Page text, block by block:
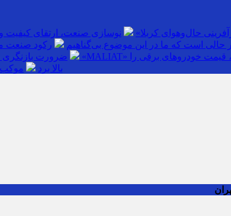
حال‌وهوای کربلا»
نوسازی صنعت، ارتقای
حالی است که ما در این موضوع بی‌گناهیم
رکود صنعت
ضرورت بازنگری
قیمت خودروهای برقی را
بالا برد
موکب